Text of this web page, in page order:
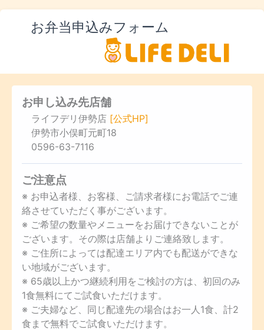
お弁当申込みフォーム
お申し込み先店舗
ライフデリ伊勢店 [公式HP]
伊勢市小俣町元町18
0596-63-7116
ご注意点
※ お申込者様、お客様、ご請求者様にお電話でご連
絡させていただく事がございます。
※ ご希望の数量やメニューをお届けできないことが
ございます。その際は店舗よりご連絡致します。
※ ご住所によっては配達エリア内でも配送ができな
い地域がございます。
※ 65歳以上かつ継続利用をご検討の方は、初回のみ
1食無料にてご試食いただけます。
※ ご夫婦など、同じ配達先の場合はお一人1食、計2
食まで無料でご試食いただけます。